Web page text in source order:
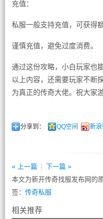
充值：
私服一般支持充值，可获得
谨慎充值，避免过度消费。
通过这份攻略，小白玩家也
以上内容，还需要玩家不断
为真正的传奇大佬。祝大家
分享到： QQ空间 新
« 上一篇
下一篇 »
本文为新开传奇找服发布网的
签： 传奇私服
相关推荐